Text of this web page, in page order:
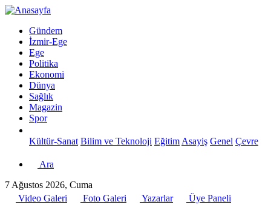
Gündem
İzmir-Ege
Ege
Politika
Ekonomi
Dünya
Sağlık
Magazin
Spor
Kültür-Sanat Bilim ve Teknoloji Eğitim Asayiş Genel Çevre
Ara
7 Ağustos 2026, Cuma
Video Galeri
Foto Galeri Yazarlar
Üye Paneli